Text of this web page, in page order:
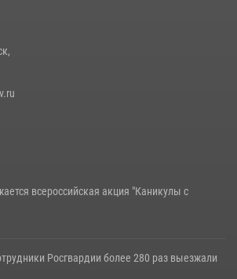
всероссийская акция "Каникулы с
Росгвардии более 280 раз выезжали